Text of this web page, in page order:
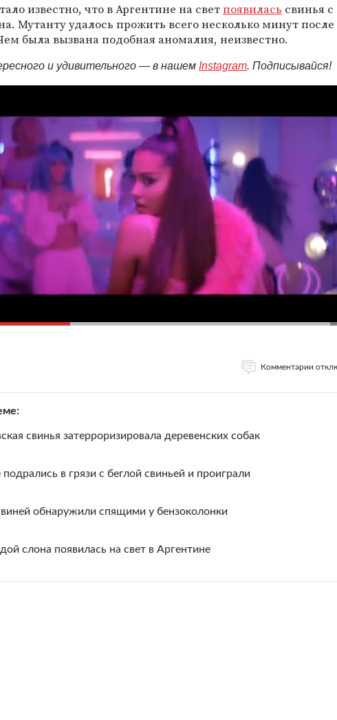
известно, что в Аргентине на светпоявилась свинья с
Мутанту удалось прожить всего несколько минут после
была вызвана подобная аномалия, неизвестно.
и удивительного — в нашем Instagram. Подписывайся!
Комментарии
свинья затерроризировала деревенских собак
в грязи с беглой свиньей и проиграли
обнаружили спящими у бензоколонки
слона появилась на свет в Аргентине